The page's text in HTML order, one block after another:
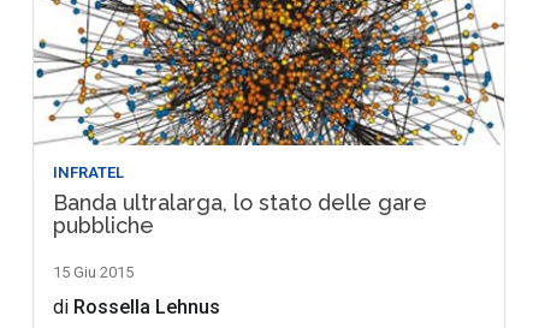
INFRATEL
Banda ultralarga, lo stato delle gare
pubbliche
15 Giu 2015
di Rossella Lehnus